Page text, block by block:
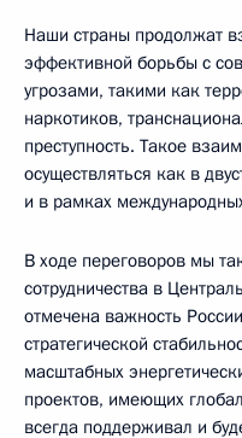
Наши страны продолжат
эффективной борьбы с
угрозами, такими как
наркотиков,
преступность. Такое
осуществляться как в
и в рамках
В ходе переговоров мы
сотрудничества в
отмечена важность
стратегической
масштабных
проектов, имеющих
всегда поддерживал и